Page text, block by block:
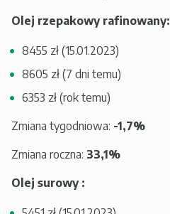
Olej rzepakowy rafinowany:
8455 zł (15.01.2023)
8605 zł (7 dni temu)
6353 zł (rok temu)
Zmiana tygodniowa: -1,7%
Zmiana roczna: 33,1%
Olej surowy :